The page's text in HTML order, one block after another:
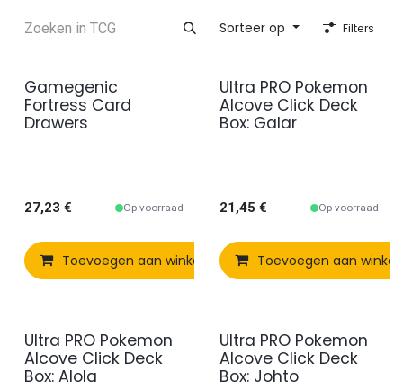
Sorteer op Filters
Gamegenic
Fortress Card
Drawers
27,23 € Op voorraad
Toevoegen aan winkelmandje Vergelijken
Ultra PRO Pokemon
Alcove Click Deck
Box: Galar
21,45 € Op voorraad
Toevoegen aan
Ultra PRO Pokemon
Alcove Click Deck
Box: Alola
Ultra PRO Pokemon
Alcove Click Deck
Box: Johto